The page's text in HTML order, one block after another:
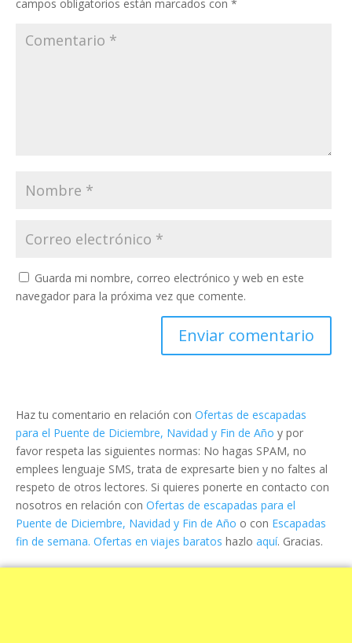
campos obligatorios están marcados con *
Guarda mi nombre, correo electrónico y web en este
navegador para la próxima vez que comente.
Haz tu comentario en relación con Ofertas de escapadas
para el Puente de Diciembre, Navidad y Fin de Año y por
favor respeta las siguientes normas: No hagas SPAM, no
emplees lenguaje SMS, trata de expresarte bien y no faltes al
respeto de otros lectores. Si quieres ponerte en contacto con
nosotros en relación con Ofertas de escapadas para el
Puente de Diciembre, Navidad y Fin de Año o con Escapadas
fin de semana. Ofertas en viajes baratos hazlo aquí. Gracias.